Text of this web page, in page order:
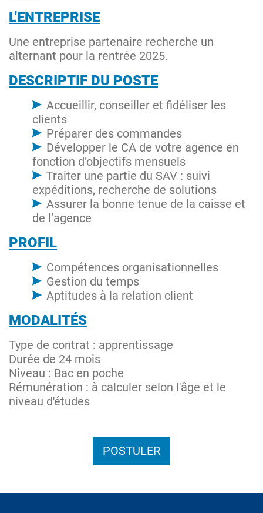
L'ENTREPRISE
Une entreprise partenaire recherche un
alternant pour la rentrée 2025.
DESCRIPTIF DU POSTE
Accueillir, conseiller et fidéliser les
clients
Préparer des commandes
Développer le CA de votre agence en
fonction d’objectifs mensuels
Traiter une partie du SAV : suivi
expéditions, recherche de solutions
Assurer la bonne tenue de la caisse et
de l’agence
PROFIL
Compétences organisationnelles
Gestion du temps
Aptitudes à la relation client
MODALITÉS
Type de contrat : apprentissage
Durée de 24 mois
Niveau : Bac en poche
Rémunération : à calculer selon l'âge et le
niveau d'études
POSTULER